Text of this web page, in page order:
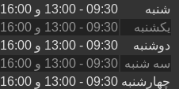
شنبه 09:30 - 13:00 و 16:00 - 21:00
یکشنبه
09:30 - 13:00 و 16:00 - 21:00
دوشنبه
09:30 - 13:00 و 16:00 - 21:00
سه شنبه 09:30 - 13:00 و 16:00 - 21:00
چهارشنبه 09:30 - 13:00 و 16:00 - 21:00